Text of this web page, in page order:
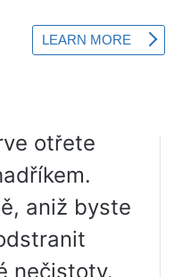
a vrátit
v bytě
i přímo v
otřete
aniž byste
nečistoty.